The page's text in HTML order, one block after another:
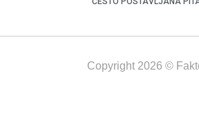
Copyright 2026 ©